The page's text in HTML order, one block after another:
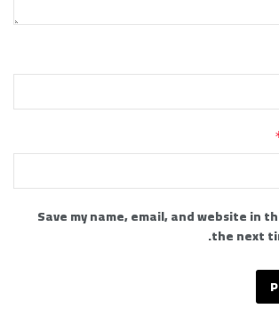
Save my name, email, and website in
the next